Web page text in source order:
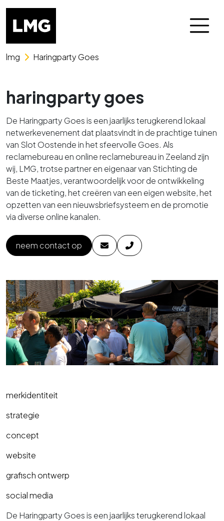
Skip naar het menu
Skip naar de content
lmg Haringparty Goes
haringparty goes
De Haringparty Goes is een jaarlijks terugkerend lokaal
netwerkevenement dat plaatsvindt in de prachtige tuinen
van Slot Oostende in het sfeervolle Goes. Als
reclamebureau en online reclamebureau in Zeeland zijn
wij, LMG, trotse partner en eigenaar van Stichting de
Beste Maatjes, verantwoordelijk voor de ontwikkeling
van de ticketing, het creëren van een eigen website, het
opzetten van een nieuwsbriefsysteem en de promotie
via diverse online kanalen.
neem contact op
merkidentiteit
strategie
concept
website
grafisch ontwerp
social media
De Haringparty Goes is een jaarlijks terugkerend lokaal